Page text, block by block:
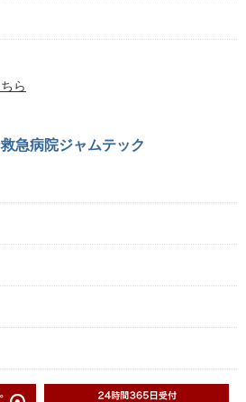
ら
急病院ジャムテック